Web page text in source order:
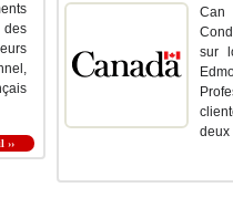
››
sur
deux